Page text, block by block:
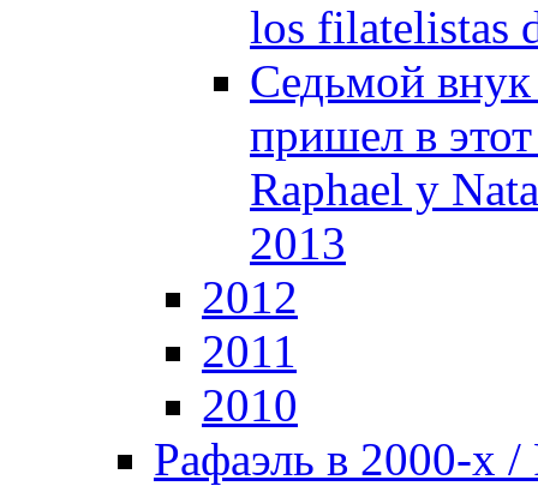
los filatelistas
Седьмой
пришел в
Raphael y
2013
2012
2011
2010
Рафаэль в 2000-х /